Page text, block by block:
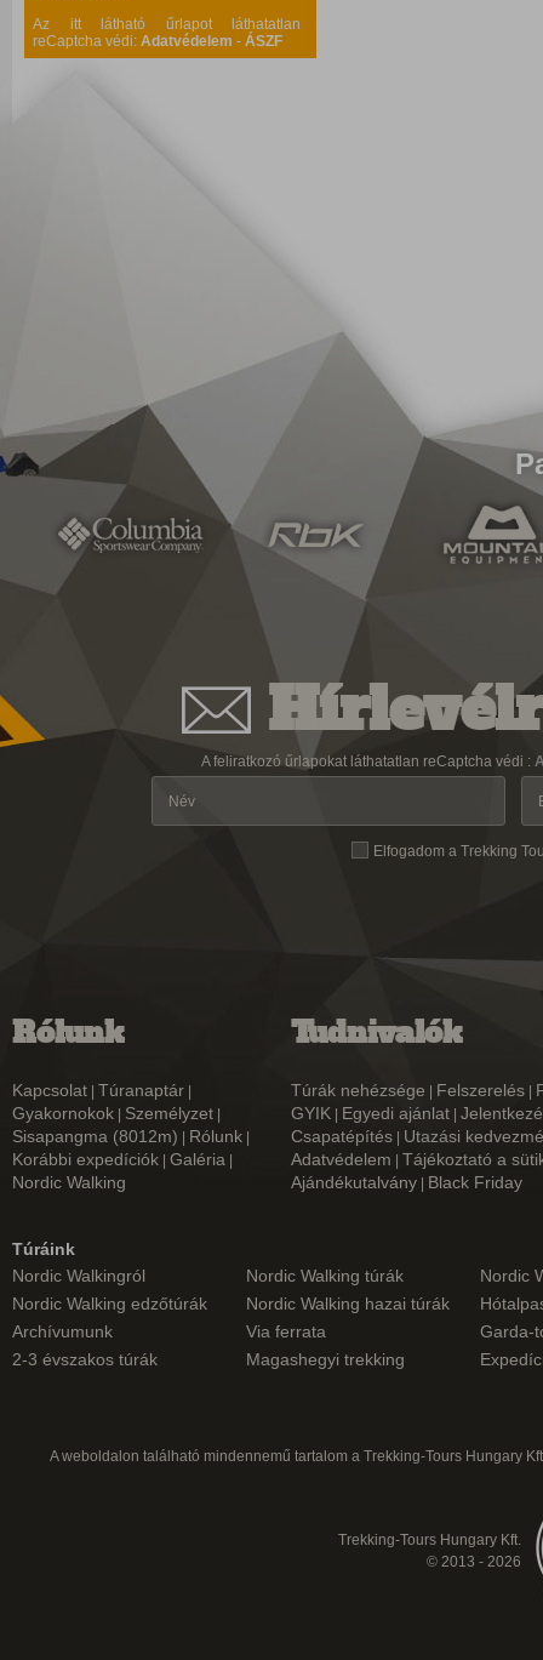
Az itt látható űrlapot láthatatlan
reCaptcha védi: Adatvédelem - ÁSZF
A feliratkozó űrlapokat láthatatlan reCaptcha védi :
Elfogadom a Trekking
Rólunk
Kapcsolat Túranaptár
Gyakornokok Személyzet
Sisapangma (8012m) Rólunk
Korábbi expedíciók Galéria
Nordic Walking
Tudnivalók
Túrák nehézsége Felszerelés
GYIK
Egyedi ajánlat
Csapatépítés
Utazási
Adatvédelem
Tájékoztató a
Ajándékutalvány
Black Friday
Túráink
Nordic Walkingról
Nordic Walking túrák
Nordic
Nordic Walking edzőtúrák
Nordic Walking hazai túrák
Archívumunk
Via ferrata
Garda-
2-3 évszakos túrák
Magashegyi trekking
A weboldalon található mindennemű tartalom a Trekking-Tours Hungary
Trekking-Tours Hungary Kft.
© 2013 - 2026